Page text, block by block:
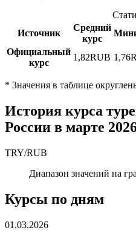
Источник
Средний
курс
Официальный
курс
1,82RUB 1,76
* Значения в таблице
История курса
России в марте
TRY/RUB
Диапазон значений на
Курсы по дням
01.03.2026